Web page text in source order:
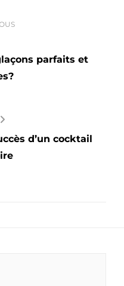
parfaits et
d’un cocktail